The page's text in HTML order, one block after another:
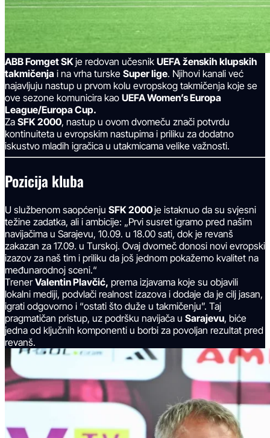
ABB Fomget SKje redovan učesnik UEFA ženskih klupskih
takmičenja i na vrha turske Super lige. Njihovi kanali već
najavljuju nastup u prvom kolu evropskog takmičenja koje se
ove sezone komunicira kao UEFA Women’s Europa
League/Europa Cup.
Za SFK 2000, nastup u ovom dvomeču znači potvrdu
kontinuiteta u evropskim nastupima i priliku za dodatno
iskustvo mladih igračica u utakmicama velike važnosti.
Pozicija kluba
U službenom saopćenju SFK 2000je istaknuo da su svjesni
težine zadatka, ali i ambicije: „Prvi susret igramo pred našim
navijačima u Sarajevu, 10.09. u 18.00 sati, dok je revanš
zakazan za 17.09. u Turskoj. Ovaj dvomeč donosi novi evropski
izazov za naš tim i priliku da još jednom pokažemo kvalitet na
međunarodnoj sceni.“
TrenerValentin Plavčić, prema izjavama koje su objavili
lokalni mediji, podvlači realnost izazova i dodaje da je cilj jasan,
igrati odgovorno i “ostati što duže u takmičenju”. Taj
pragmatičan pristup, uz podršku navijača u Sarajevu, biće
jedna od ključnih komponenti u borbi za povoljan rezultat pred
revanš.